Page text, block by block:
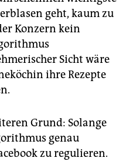
geht, kaum zu
Konzern kein
Sicht wäre
ihre Rezepte
Grund: Solange
genau
zu regulieren.